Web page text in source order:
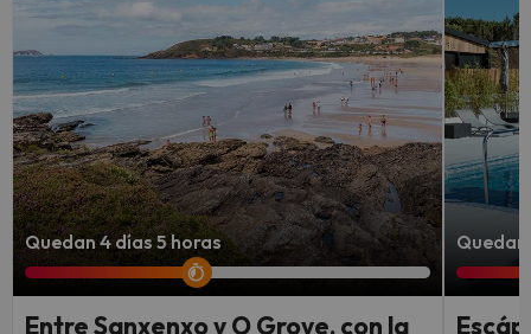
Quedan 4 días 5 horas
Entre Sanxenxo y O Grove, con la